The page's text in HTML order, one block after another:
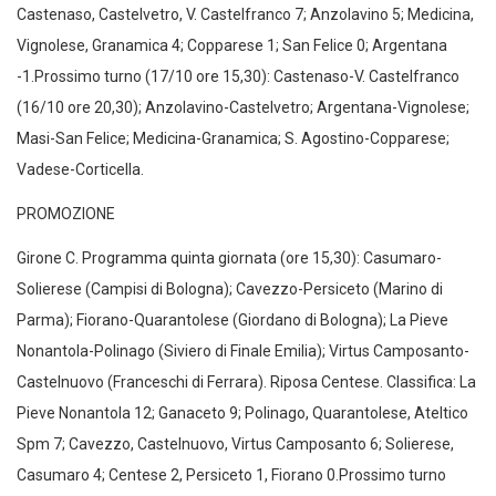
Castenaso, Castelvetro, V. Castelfranco 7; Anzolavino 5; Medicina,
Vignolese, Granamica 4; Copparese 1; San Felice 0; Argentana
-1.Prossimo turno (17/10 ore 15,30): Castenaso-V. Castelfranco
(16/10 ore 20,30); Anzolavino-Castelvetro; Argentana-Vignolese;
Masi-San Felice; Medicina-Granamica; S. Agostino-Copparese;
Vadese-Corticella.
PROMOZIONE
Girone C. Programma quinta giornata (ore 15,30): Casumaro-
Solierese (Campisi di Bologna); Cavezzo-Persiceto (Marino di
Parma); Fiorano-Quarantolese (Giordano di Bologna); La Pieve
Nonantola-Polinago (Siviero di Finale Emilia); Virtus Camposanto-
Castelnuovo (Franceschi di Ferrara). Riposa Centese. Classifica: La
Pieve Nonantola 12; Ganaceto 9; Polinago, Quarantolese, Ateltico
Spm 7; Cavezzo, Castelnuovo, Virtus Camposanto 6; Solierese,
Casumaro 4; Centese 2, Persiceto 1, Fiorano 0.Prossimo turno